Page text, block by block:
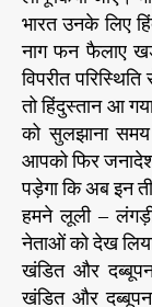
भारत उनके लिए
नाग फन फैलाए
विपरीत
तो हिंदुस्तान आ
को सुलझाना
आपको फिर
पड़ेगा कि अब इन
हमने लूली –
नेताओं को देख
खंडित और
खंडित और